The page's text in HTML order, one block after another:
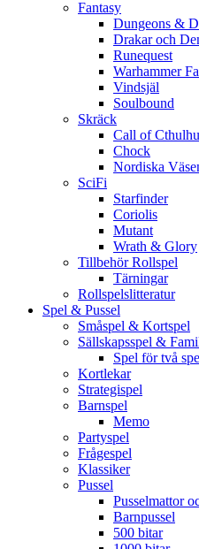
Fantasy
Dungeons &
Drakar och
Runequest
Warhammer
Vindsjäl
Soulbound
Skräck
Call of Cthulhu
Chock
Nordiska
SciFi
Starfinder
Coriolis
Mutant
Wrath & Glory
Tillbehör Rollspel
Tärningar
Rollspelslitteratur
Spel & Pussel
Småspel & Kortspel
Sällskapsspel &
Spel för två
Kortlekar
Strategispel
Barnspel
Memo
Partyspel
Frågespel
Klassiker
Pussel
Pusselmattor
Barnpussel
500 bitar